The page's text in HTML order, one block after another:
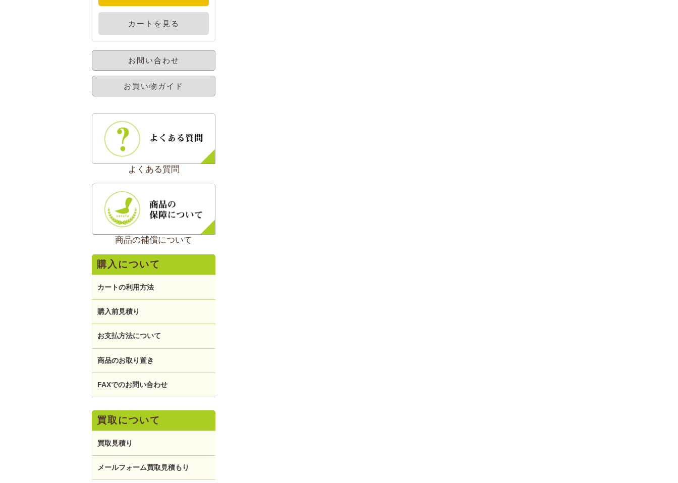
カートを見る
お問い合わせ
お買い物ガイド
よくある質問
商品の補償について
購入について
カートの利用方法
購入前見積り
お支払方法について
商品のお取り置き
FAXでのお問い合わせ
買取について
買取見積り
メールフォーム買取見積もり